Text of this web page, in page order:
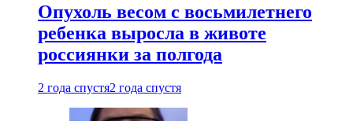
Опухоль весом с восьмилетнего
ребенка выросла в животе
россиянки за полгода
2 года спустя2 года спустя